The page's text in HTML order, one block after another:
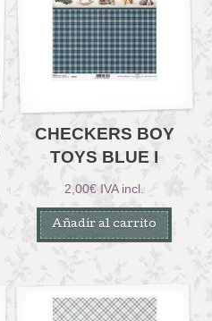
CHECKERS BOY
TOYS BLUE I
2,00€ IVA incl.
Añadir al carrito